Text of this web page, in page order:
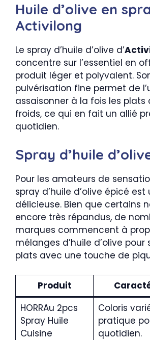
Huile d’olive en
Activilong
Le spray d’huile d’olive d’
concentre sur l’essentiel en
produit léger et polyvalent.
pulvérisation fine permet de
assaisonner à la fois les plats
froids, ce qui en fait un allié
quotidien.
Spray d’huile
Pour les amateurs de
spray d’huile d’olive épicé
délicieuse. Bien que certains
encore très répandus, de
marques commencent à
mélanges d’huile d’olive pour
plats avec une touche de
Produit
HORRAu 2pcs
Spray Huile
Cuisine
Coloris
pratique
quotidien.